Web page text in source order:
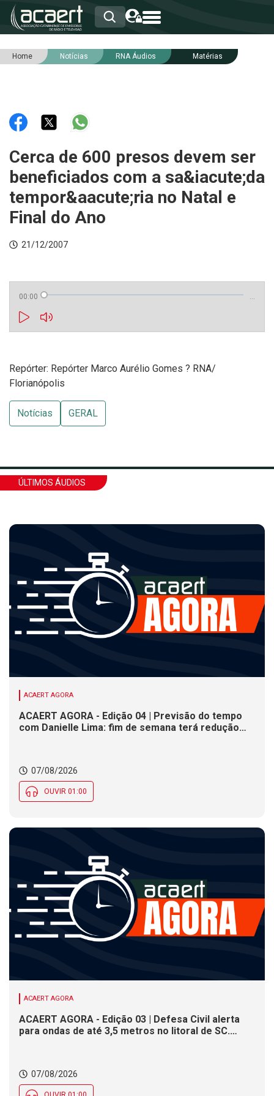
HOME
RNA
NOTÍCIAS
INTEGRIDADE
Home Notícias RNA Áudios Matérias
Cerca de 600 presos devem ser
beneficiados com a sa&iacute;da
tempor&aacute;ria no Natal e
Final do Ano
21/12/2007
00:00 …
Repórter: Repórter Marco Aurélio Gomes ? RNA/
Florianópolis
Notícias GERAL
ÚLTIMOS ÁUDIOS
ACAERT AGORA
ACAERT AGORA - Edição 04 | Previsão do tempo
com Danielle Lima: fim de semana terá redução
07/08/2026
OUVIR 01:00
ACAERT AGORA
ACAERT AGORA - Edição 03 | Defesa Civil alerta
para ondas de até 3,5 metros no litoral de SC.
07/08/2026